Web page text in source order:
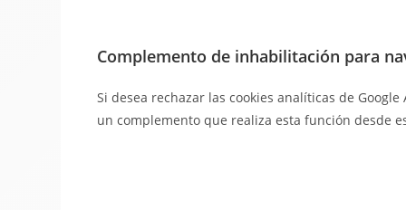
Complemento de inhabilitación para
Si desea rechazar las cookies analíticas de
un complemento que realiza esta función desde